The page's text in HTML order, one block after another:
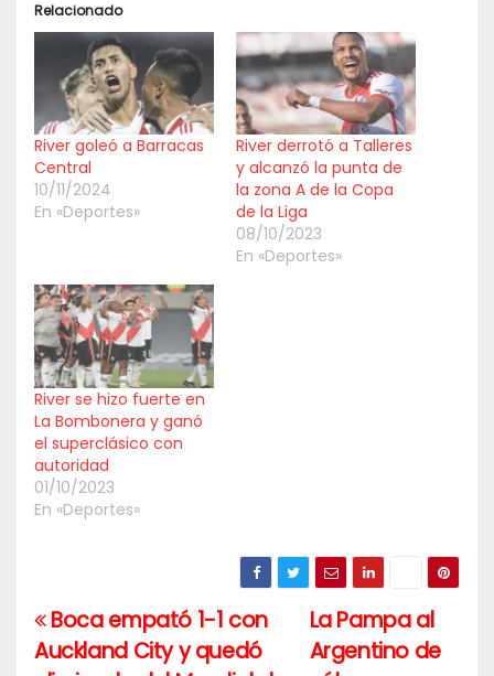
Relacionado
River goleó a Barracas
Central
10/11/2024
En «Deportes»
River derrotó a Talleres
y alcanzó la punta de
la zona A de la Copa
de la Liga
08/10/2023
En «Deportes»
River se hizo fuerte en
La Bombonera y ganó
el superclásico con
autoridad
01/10/2023
En «Deportes»
Navegación
La Pampa al
Argentino de
Boca empató 1-1 con
Auckland City y quedó